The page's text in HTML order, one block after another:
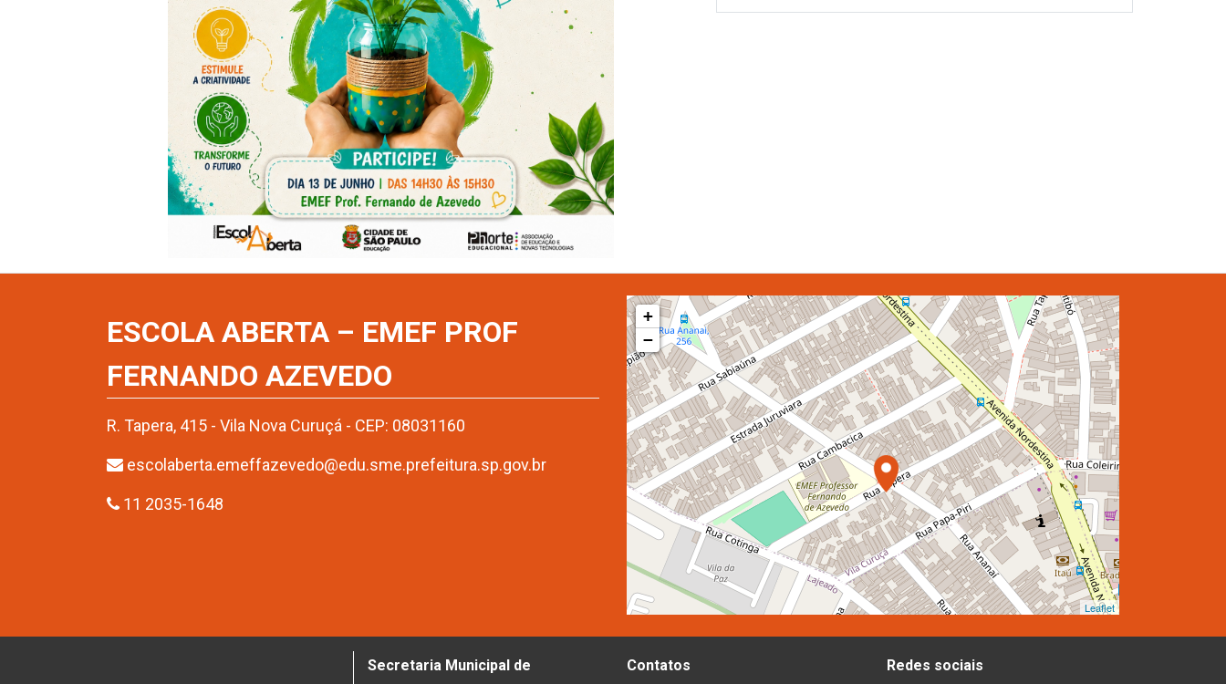
ESCOLA ABERTA – EMEF PROF
FERNANDO AZEVEDO
R. Tapera, 415 - Vila Nova Curuçá - CEP: 08031160
escolaberta.emeffazevedo@edu.sme.prefeitura.sp.gov.br
11 2035-1648
+
−
Leaflet
Secretaria Municipal de Contatos Redes sociais